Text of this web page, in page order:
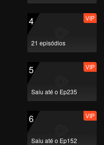
4
21 episódios
VIP
5
Saiu até o Ep235
VIP
6
Saiu até o Ep152
VIP